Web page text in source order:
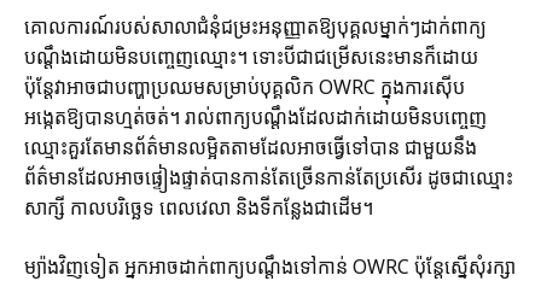
គោលការណ៍របស់សាលាជំនុំជម្រះអនុញ្ញាតឱ្យបុគ្គលម្នាក់ៗដាក់ពាក្យ
បណ្តឹងដោយមិនបញ្ចេញឈ្មោះ។ ទោះបីជាជម្រើសនេះមានក៏ដោយ
ប៉ុន្តែវាអាចជាបញ្ហាប្រឈមសម្រាប់បុគ្គលិក OWRC ក្នុងការស៊ើប
អង្កេតឱ្យបានហ្មត់ចត់។ រាល់ពាក្យបណ្តឹងដែលដាក់ដោយមិនបញ្ចេញ
ឈ្មោះគួរតែមានព័ត៌មានលម្អិតតាមដែលអាចធ្វើទៅបាន ជាមួយនឹង
ព័ត៌មានដែលអាចផ្ទៀងផ្ទាត់បានកាន់តែច្រើនកាន់តែប្រសើរ ដូចជាឈ្មោះ
សាក្សី កាលបរិច្ឆេទ ពេលវេលា និងទីកន្លែងជាដើម។
ម្យ៉ាងវិញទៀត អ្នកអាចដាក់ពាក្យបណ្តឹងទៅកាន់ OWRC ប៉ុន្តែស្នើសុំរក្សា